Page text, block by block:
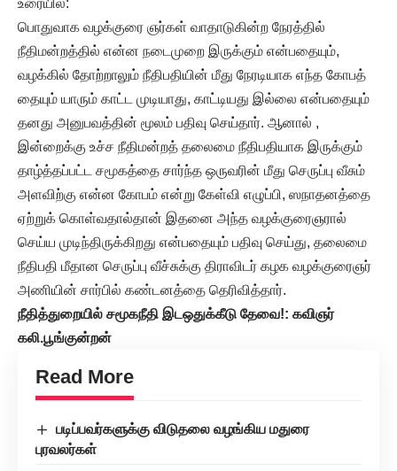
பொதுவாக வழக்குரை ஞர்கள் வாதாடுகின்ற நேரத்தில்
நீதிமன்றத்தில் என்ன நடைமுறை இருக்கும் என்பதையும்,
வழக்கில் தோற்றாலும் நீதிபதியின் மீது நேரடியாக எந்த கோபத்
தையும் யாரும் காட்ட முடியாது, காட்டியது இல்லை என்பதையும்
தனது அனுபவத்தின் மூலம் பதிவு செய்தார். ஆனால் ,
இன்றைக்கு உச்ச நீதிமன்றத் தலைமை நீதிபதியாக இருக்கும்
தாழ்த்தப்பட்ட சமூகத்தை சார்ந்த ஒருவரின் மீது செருப்பு வீசும்
அளவிற்கு என்ன கோபம் என்று கேள்வி எழுப்பி, ஸநாதனத்தை
ஏற்றுக் கொள்வதால்தான் இதனை அந்த வழக்குரைஞரால்
செய்ய முடிந்திருக்கிறது என்பதையும் பதிவு செய்து, தலைமை
நீதிபதி மீதான செருப்பு வீச்சுக்கு திராவிடர் கழக வழக்குரைஞர்
அணியின் சார்பில் கண்டனத்தை தெரிவித்தார்.
நீதித்துறையில் சமூகநீதி இடஒதுக்கீடு தேவை!: கவிஞர்
கலி.பூங்குன்றன்
Read More
படிப்பவர்களுக்கு விடுதலை வழங்கிய மதுரை
புரவலர்கள்